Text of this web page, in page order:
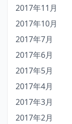
2017年11月
2017年10月
2017年7月
2017年6月
2017年5月
2017年4月
2017年3月
2017年2月